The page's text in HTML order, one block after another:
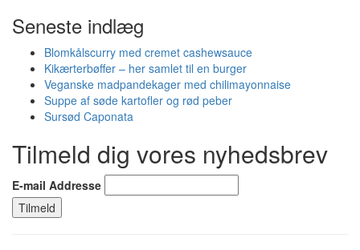
Seneste indlæg
Blomkålscurry med cremet cashewsauce
Kikærterbøffer – her samlet til en burger
Veganske madpandekager med chilimayonnaise
Suppe af søde kartofler og rød peber
Sursød Caponata
Tilmeld dig vores nyhedsbrev
E-mail Addresse